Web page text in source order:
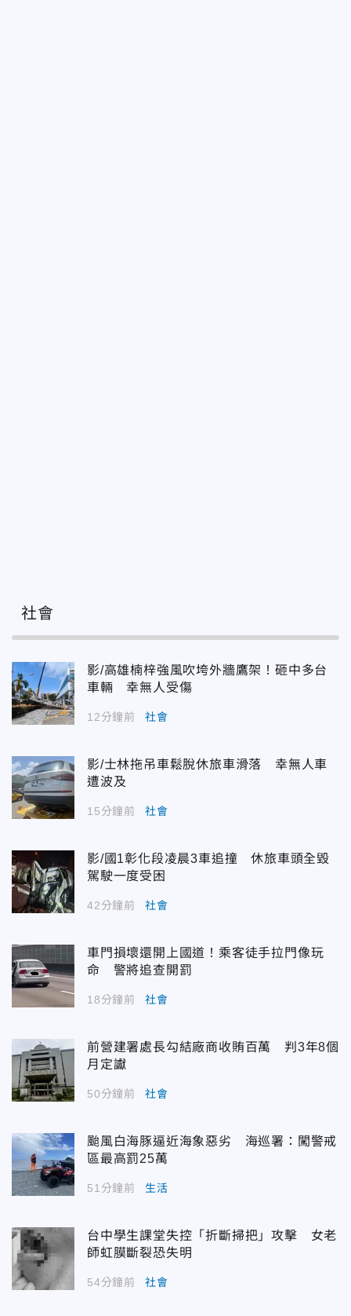
社會
影/高雄楠梓強風吹垮外牆鷹架！砸中多台
車輛 幸無人受傷
12分鐘前 社會
影/士林拖吊車鬆脫休旅車滑落 幸無人車
遭波及
15分鐘前 社會
影/國1彰化段凌晨3車追撞 休旅車頭全毀
駕駛一度受困
42分鐘前 社會
車門損壞還開上國道！乘客徒手拉門像玩
命 警將追查開罰
18分鐘前 社會
前營建署處長勾結廠商收賄百萬 判3年8個
月定讞
50分鐘前 社會
颱風白海豚逼近海象惡劣 海巡署：闖警戒
區最高罰25萬
51分鐘前 生活
台中學生課堂失控「折斷掃把」攻擊 女老
師虹膜斷裂恐失明
54分鐘前 社會